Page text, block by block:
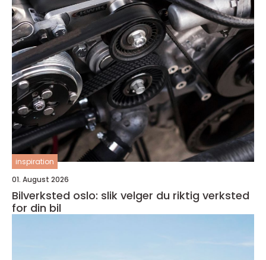
inspiration
01. August 2026
Bilverksted oslo: slik velger du riktig verksted
for din bil